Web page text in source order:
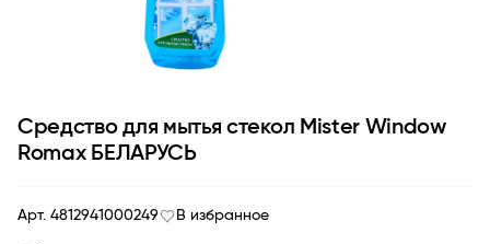
Средство для мытья стекол Mister Window
Romax БЕЛАРУСЬ
Арт. 4812941000249 В избранное